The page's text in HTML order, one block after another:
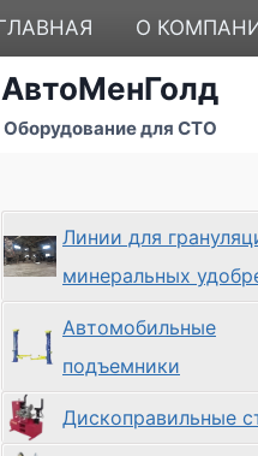
О
АвтоМенГолд
Оборудование для СТО
Линии для
минеральных
Автомобильные
подъемники
Дископравильные